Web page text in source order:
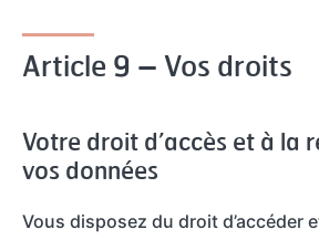
Article 9 – Vos droits
Votre droit d’accès et à la
vos données
Vous disposez du droit d’accéder